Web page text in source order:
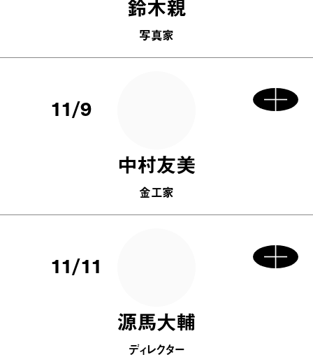
鈴木親
写真家
11/9
中村友美
金工家
11/11
源馬大輔
ディレクター